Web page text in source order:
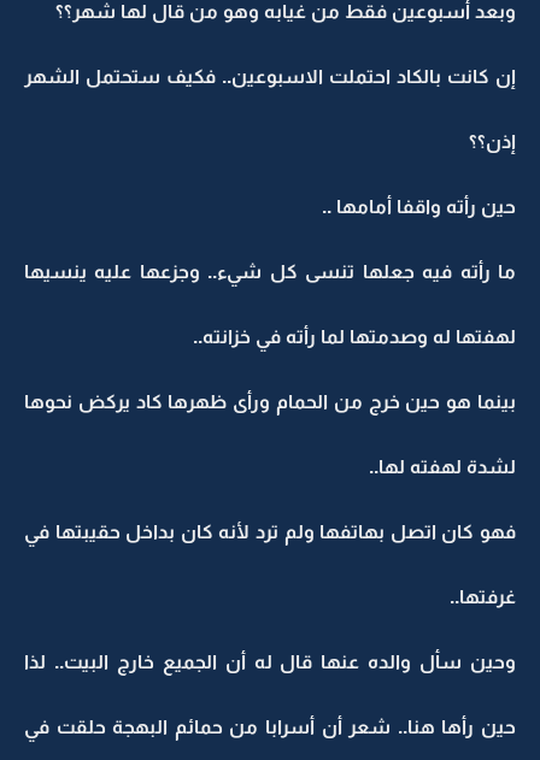
وبعد أسبوعين فقط من غيابه وهو من قال لها شهر؟؟
إن كانت بالكاد احتملت الاسبوعين.. فكيف ستحتمل الشهر
إذن؟؟
حين رأته واقفا أمامها ..
ما رأته فيه جعلها تنسى كل شيء.. وجزعها عليه ينسيها
لهفتها له وصدمتها لما رأته في خزانته..
بينما هو حين خرج من الحمام ورأى ظهرها كاد يركض نحوها
لشدة لهفته لها..
فهو كان اتصل بهاتفها ولم ترد لأنه كان بداخل حقيبتها في
غرفتها..
وحين سأل والده عنها قال له أن الجميع خارج البيت.. لذا
حين رأها هنا.. شعر أن أسرابا من حمائم البهجة حلقت في